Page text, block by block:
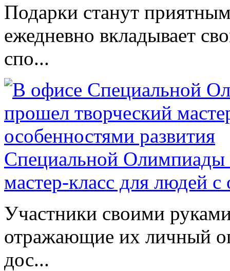
Подарки станут
ежедневно вкладывает
спо...
Специальной Олимпиады
мастер-класс для людей
Участники своими
отражающие их личный
дос...